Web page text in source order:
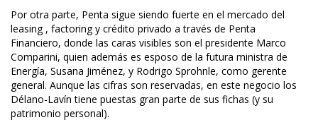
Por otra parte, Penta sigue siendo fuerte en el mercado del
leasing , factoring y crédito privado a través de Penta
Financiero, donde las caras visibles son el presidente Marco
Comparini, quien además es esposo de la futura ministra de
Energía, Susana Jiménez, y Rodrigo Sprohnle, como gerente
general. Aunque las cifras son reservadas, en este negocio los
Délano-Lavín tiene puestas gran parte de sus fichas (y su
patrimonio personal).